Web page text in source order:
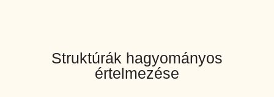
Struktúrák hagyományos
értelmezése